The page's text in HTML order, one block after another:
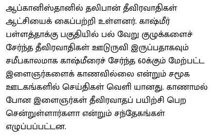
ஆப்கானிஸ்தானில் தலிபான் தீவிரவாதிகள்
ஆட்சியைக் கைப்பற்றி உள்ளனர். காஷ்மீர்
பள்ளத்தாக்கு பகுதியில் பல் வேறு குழுக்களைச்
சேர்ந்த தீவிரவாதிகள் ஊடுருவி இருப்பதாகவும்
சமீபகாலமாக காஷ்மீரைச் சேர்ந்த 60க்கும் மேற்பட்ட
இளைஞர்களைக் காணவில்லை என்றும் சமூக
ஊடகங்களில் செய்திகள் வெளி யானது. காணாமல்
போன இளைஞர்கள் தீவிரவாதப் பயிற்சி பெற
சென்றுள்ளார்களா என்றும் சந்தேகங்கள்
எழுப்பப்பட்டன.